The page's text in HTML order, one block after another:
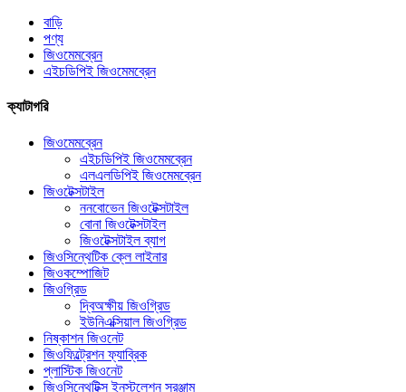
বাড়ি
পণ্য
জিওমেমব্রেন
এইচডিপিই জিওমেমব্রেন
ক্যাটাগরি
জিওমেমব্রেন
এইচডিপিই জিওমেমব্রেন
এলএলডিপিই জিওমেমব্রেন
জিওটেক্সটাইল
ননবোভেন জিওটেক্সটাইল
বোনা জিওটেক্সটাইল
জিওটেক্সটাইল ব্যাগ
জিওসিন্থেটিক ক্লে লাইনার
জিওকম্পোজিট
জিওগ্রিড
দ্বিঅক্ষীয় জিওগ্রিড
ইউনিএক্সিয়াল জিওগ্রিড
নিষ্কাশন জিওনেট
জিওফিল্ট্রেশন ফ্যাব্রিক
প্লাস্টিক জিওনেট
জিওসিন্থেটিক্স ইনস্টলেশন সরঞ্জাম